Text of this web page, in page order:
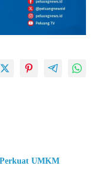
Perkuat UMKM